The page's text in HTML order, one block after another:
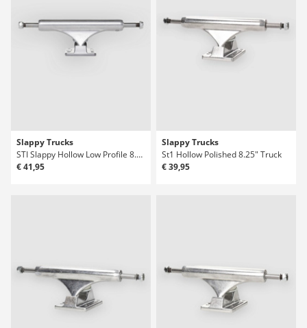
Slappy Trucks
STI Slappy Hollow Low Profile 8.25 Truck
€ 41,95
Slappy Trucks
St1 Hollow Polished 8.25" Truck
€ 39,95